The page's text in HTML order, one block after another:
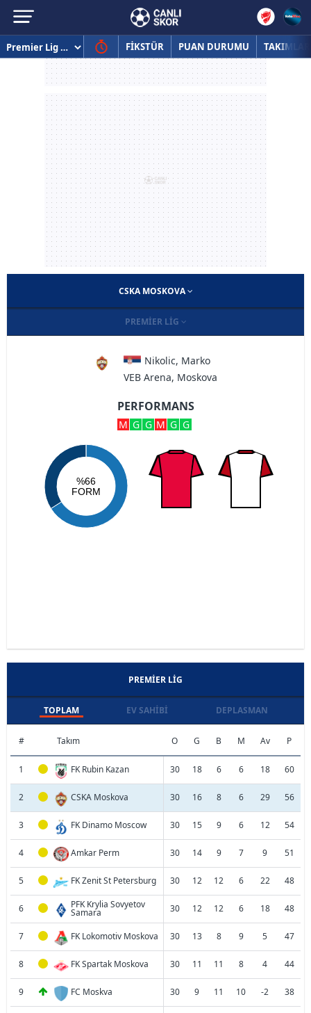
FİKSTÜR PUAN DURUMU TAKIMLAR
CSKA MOSKOVA
PREMIER LIG
Nikolic, Marko
VEB Arena, Moskova
PERFORMANS
M G G M G G
%66
FORM
PREMIER LIG
TOPLAM EV SAHIBI DEPLASMAN
# Takım O G B M Av P
1 FK Rubin Kazan 30 18 6 6 18 60
2 CSKA Moskova 30 16 8 6 29 56
3 FK Dinamo Moscow 30 15 9 6 12 54
4 Amkar Perm 30 14 9 7 9 51
5 FK Zenit St Petersburg 30 12 12 6 22 48
6 PFK Krylia Sovyetov
Samara 30 12 12 6 18 48
7 FK Lokomotiv Moskova 30 13 8 9 5 47
8 FK Spartak Moskova 30 11 11 8 4 44
9 FC Moskva 30 9 11 10 -2 38